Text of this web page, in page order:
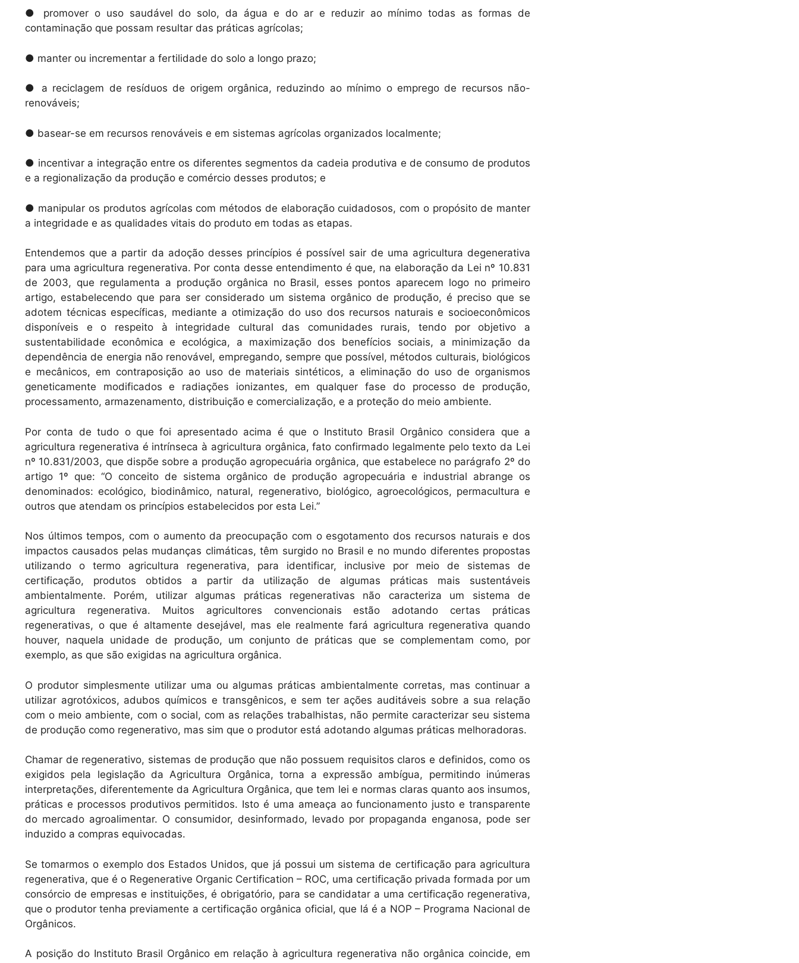
● promover o uso saudável do solo, da água e do ar e reduzir ao mínimo todas as formas de
contaminação que possam resultar das práticas agrícolas;
● manter ou incrementar a fertilidade do solo a longo prazo;
● a reciclagem de resíduos de origem orgânica, reduzindo ao mínimo o emprego de recursos não-
renováveis;
● basear-se em recursos renováveis e em sistemas agrícolas organizados localmente;
● incentivar a integração entre os diferentes segmentos da cadeia produtiva e de consumo de produtos
e a regionalização da produção e comércio desses produtos; e
● manipular os produtos agrícolas com métodos de elaboração cuidadosos, com o propósito de manter
a integridade e as qualidades vitais do produto em todas as etapas.
Entendemos que a partir da adoção desses princípios é possível sair de uma agricultura degenerativa
para uma agricultura regenerativa. Por conta desse entendimento é que, na elaboração da Lei nº 10.831
de 2003, que regulamenta a produção orgânica no Brasil, esses pontos aparecem logo no primeiro
artigo, estabelecendo que para ser considerado um sistema orgânico de produção, é preciso que se
adotem técnicas específicas, mediante a otimização do uso dos recursos naturais e socioeconômicos
disponíveis e o respeito à integridade cultural das comunidades rurais, tendo por objetivo a
sustentabilidade econômica e ecológica, a maximização dos benefícios sociais, a minimização da
dependência de energia não renovável, empregando, sempre que possível, métodos culturais, biológicos
e mecânicos, em contraposição ao uso de materiais sintéticos, a eliminação do uso de organismos
geneticamente modificados e radiações ionizantes, em qualquer fase do processo de produção,
processamento, armazenamento, distribuição e comercialização, e a proteção do meio ambiente.
Por conta de tudo o que foi apresentado acima é que o Instituto Brasil Orgânico considera que a
agricultura regenerativa é intrínseca à agricultura orgânica, fato confirmado legalmente pelo texto da Lei
nº 10.831/2003, que dispõe sobre a produção agropecuária orgânica, que estabelece no parágrafo 2º do
artigo 1º que: “O conceito de sistema orgânico de produção agropecuária e industrial abrange os
denominados: ecológico, biodinâmico, natural, regenerativo, biológico, agroecológicos, permacultura e
outros que atendam os princípios estabelecidos por esta Lei.”
Nos últimos tempos, com o aumento da preocupação com o esgotamento dos recursos naturais e dos
impactos causados pelas mudanças climáticas, têm surgido no Brasil e no mundo diferentes propostas
utilizando o termo agricultura regenerativa, para identificar, inclusive por meio de sistemas de
certificação, produtos obtidos a partir da utilização de algumas práticas mais sustentáveis
ambientalmente. Porém, utilizar algumas práticas regenerativas não caracteriza um sistema de
agricultura regenerativa. Muitos agricultores convencionais estão adotando certas práticas
regenerativas, o que é altamente desejável, mas ele realmente fará agricultura regenerativa quando
houver, naquela unidade de produção, um conjunto de práticas que se complementam como, por
exemplo, as que são exigidas na agricultura orgânica.
O produtor simplesmente utilizar uma ou algumas práticas ambientalmente corretas, mas continuar a
utilizar agrotóxicos, adubos químicos e transgênicos, e sem ter ações auditáveis sobre a sua relação
com o meio ambiente, com o social, com as relações trabalhistas, não permite caracterizar seu sistema
de produção como regenerativo, mas sim que o produtor está adotando algumas práticas melhoradoras.
Chamar de regenerativo, sistemas de produção que não possuem requisitos claros e definidos, como os
exigidos pela legislação da Agricultura Orgânica, torna a expressão ambígua, permitindo inúmeras
interpretações, diferentemente da Agricultura Orgânica, que tem lei e normas claras quanto aos insumos,
práticas e processos produtivos permitidos. Isto é uma ameaça ao funcionamento justo e transparente
do mercado agroalimentar. O consumidor, desinformado, levado por propaganda enganosa, pode ser
induzido a compras equivocadas.
Se tomarmos o exemplo dos Estados Unidos, que já possui um sistema de certificação para agricultura
regenerativa, que é o Regenerative Organic Certification – ROC, uma certificação privada formada por um
consórcio de empresas e instituições, é obrigatório, para se candidatar a uma certificação regenerativa,
que o produtor tenha previamente a certificação orgânica oficial, que lá é a NOP – Programa Nacional de
Orgânicos.
A posição do Instituto Brasil Orgânico em relação à agricultura regenerativa não orgânica coincide, em